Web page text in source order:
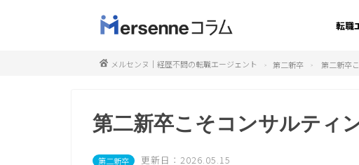
転職
メルセンヌ｜経歴不問の転職エージェント 第二新卒 第二新卒
第二新卒こそコンサルティ
第二新卒 更新日：2026.05.15